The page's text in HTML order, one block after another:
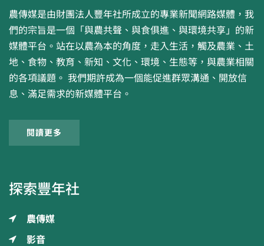
農傳媒是由財團法人豐年社所成立的專業新聞網路媒體，我
們的宗旨是一個「與農共聲、與食俱進、與環境共享」的新
媒體平台。站在以農為本的角度，走入生活，觸及農業、土
地、食物、教育、新知、文化、環境、生態等，與農業相關
的各項議題。 我們期許成為一個能促進群眾溝通、開放信
息、滿足需求的新媒體平台。
閱讀更多
探索豐年社
農傳媒
影音